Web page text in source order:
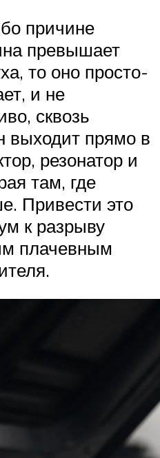
причине
превышает
то оно просто-
и не
сквозь
выходит прямо в
резонатор и
там, где
Привести это
к разрыву
плачевным